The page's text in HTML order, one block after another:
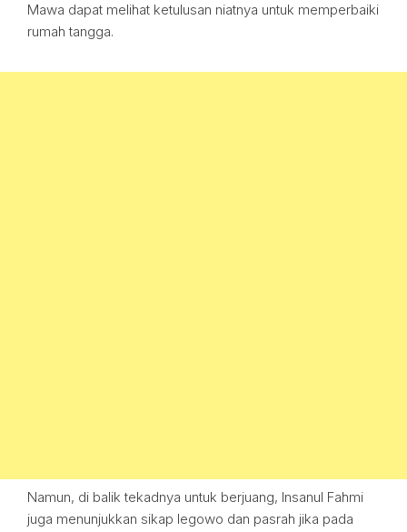
Mawa dapat melihat ketulusan niatnya untuk memperbaiki
rumah tangga.
Namun, di balik tekadnya untuk berjuang, Insanul Fahmi
juga menunjukkan sikap legowo dan pasrah jika pada